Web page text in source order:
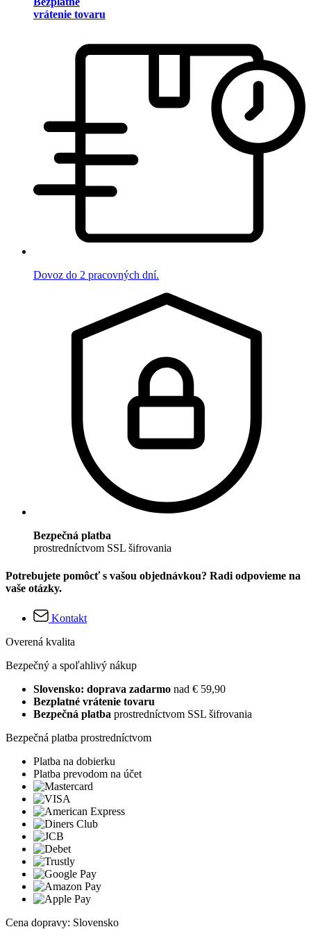
vrátenie tovaru
Dovoz do 2 pracovných dní.
Bezpečná platba
prostredníctvom SSL šifrovania
Potrebujete pomôcť s vašou objednávkou? Radi odpovieme na
vaše otázky.
Kontakt
Overená kvalita
Bezpečný a spoľahlivý nákup
Slovensko: doprava zadarmo nad € 59,90
Bezplatné vrátenie tovaru
Bezpečná platba prostredníctvom SSL šifrovania
Bezpečná platba prostredníctvom
Platba na dobierku
Platba prevodom na účet
Cena dopravy: Slovensko